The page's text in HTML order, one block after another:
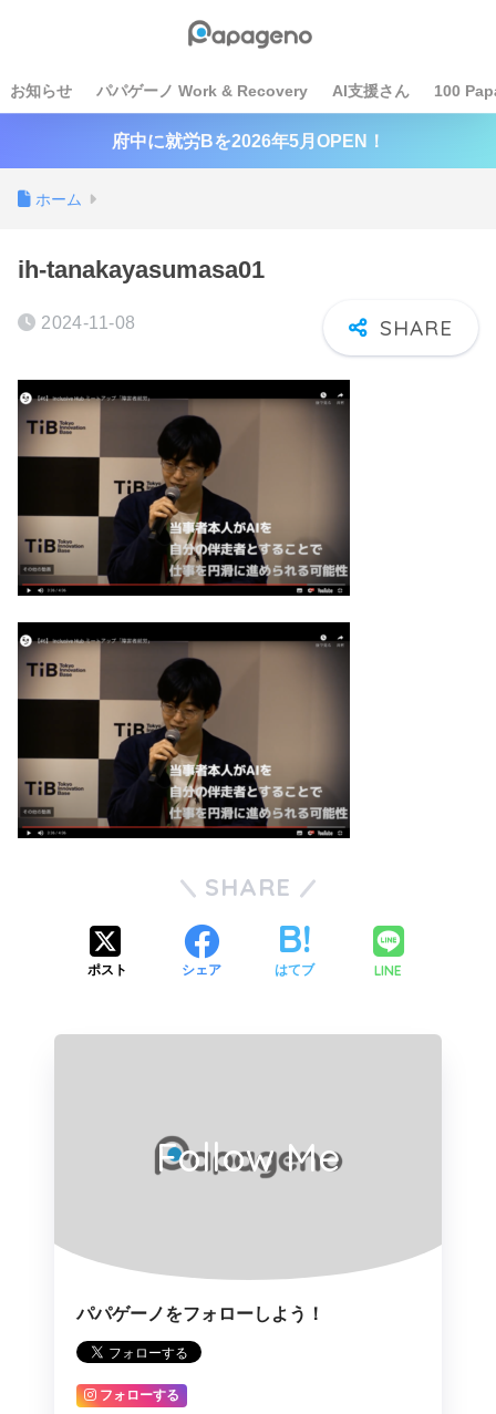
お知らせ パパゲーノ Work & Recovery AI支援さん 100
府中に就労Bを2026年5月OPEN！
ホーム
ih-tanakayasumasa01
2024-11-08
SHARE
ポスト シェア はてブ LINE
Follow Me
パパゲーノをフォローしよう！
フォローする